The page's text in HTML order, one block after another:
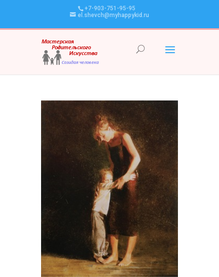
+7-903-751-95-95
el.shevch@myhappykid.ru